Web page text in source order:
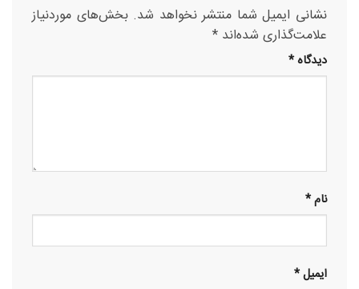
نشانی ایمیل شما منتشر نخواهد شد. بخش‌های موردنیاز
علامت‌گذاری شده‌اند *
دیدگاه*
نام*
ایمیل*